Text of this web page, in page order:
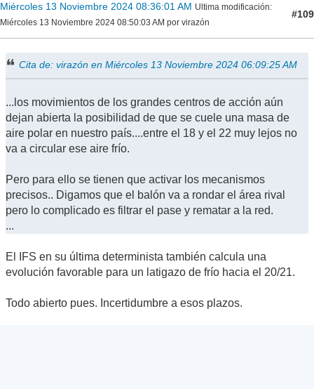
Miércoles 13 Noviembre 2024 08:36:01 AM Ultima modificación:
Miércoles 13 Noviembre 2024 08:50:03 AM por virazón
#109
Cita de: virazón en Miércoles 13 Noviembre 2024 06:09:25 AM
...los movimientos de los grandes centros de acción aún
dejan abierta la posibilidad de que se cuele una masa de
aire polar en nuestro país....entre el 18 y el 22 muy lejos no
va a circular ese aire frío.
Pero para ello se tienen que activar los mecanismos
precisos.. Digamos que el balón va a rondar el área rival
pero lo complicado es filtrar el pase y rematar a la red.
...
El IFS en su última determinista también calcula una
evolución favorable para un latigazo de frío hacia el 20/21.
Todo abierto pues. Incertidumbre a esos plazos.